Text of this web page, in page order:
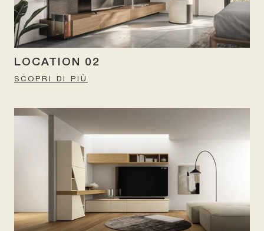
LOCATION 02
SCOPRI DI PIÙ